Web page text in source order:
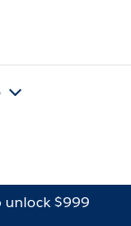
unlock $999